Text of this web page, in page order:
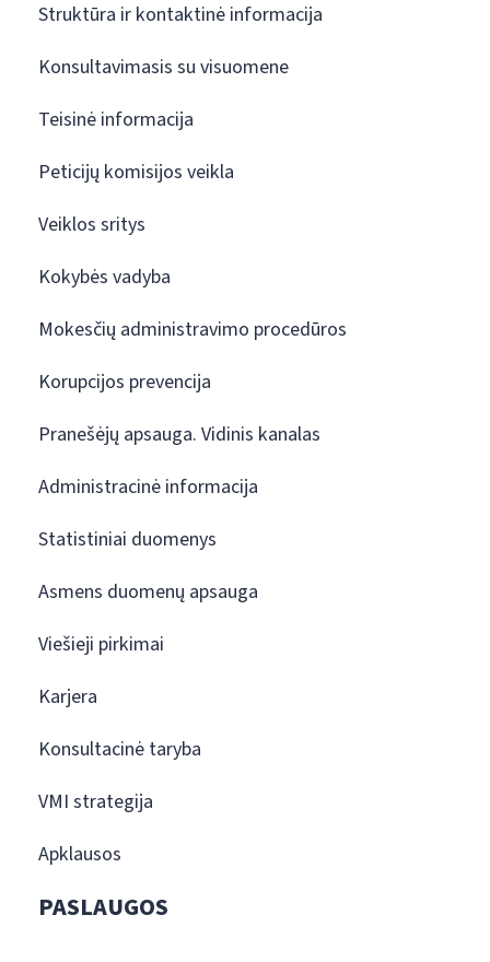
Struktūra ir kontaktinė informacija
Konsultavimasis su visuomene
Teisinė informacija
Peticijų komisijos veikla
Veiklos sritys
Kokybės vadyba
Mokesčių administravimo procedūros
Korupcijos prevencija
Pranešėjų apsauga. Vidinis kanalas
Administracinė informacija
Statistiniai duomenys
Asmens duomenų apsauga
Viešieji pirkimai
Karjera
Konsultacinė taryba
VMI strategija
Apklausos
PASLAUGOS